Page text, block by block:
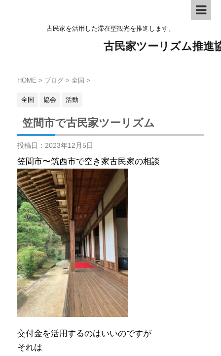
古民家を活用した滞在型観光を推進します。
古民家ツーリズム推進
HOME > ブログ > 全国 >
全国 協会 活動
笠間市で古民家ツーリズム
投稿日： 2023年12月5日
笠間市〜筑西市で空き家古民家の相談
交付金を活用するのはいいのですが
それは